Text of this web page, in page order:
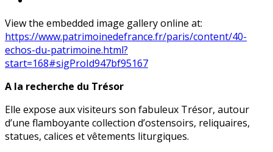
View the embedded image gallery online at:
https://www.patrimoinedefrance.fr/paris/content/40-
echos-du-patrimoine.html?
start=168#sigProId947bf95167
A la recherche du Trésor
Elle expose aux visiteurs son fabuleux Trésor, autour
d’une flamboyante collection d’ostensoirs, reliquaires,
statues, calices et vêtements liturgiques.